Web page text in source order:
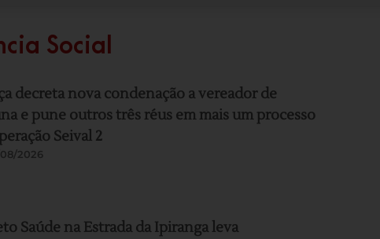
Social
decreta nova condenação a vereador de
e pune outros três réus em mais um processo
Seival 2
2026
Saúde na Estrada da Ipiranga leva